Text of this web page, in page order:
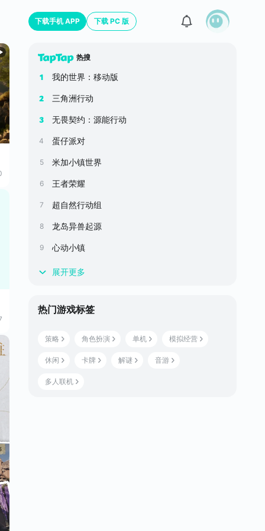
下载手机 APP 下载 PC 版
热搜
1 我的世界：移动版
2 三角洲行动
3 无畏契约：源能行动
4 蛋仔派对
5 米加小镇世界
6 王者荣耀
7 超自然行动组
8 龙岛异兽起源
9 心动小镇
展开更多
热门游戏标签
策略 角色扮演 单机 模拟经营
休闲 卡牌 解谜 音游
多人联机